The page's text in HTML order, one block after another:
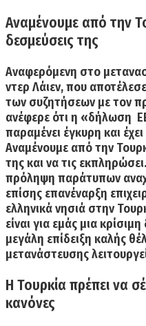
Αναμένουμε από την
δεσμεύσεις της
Αναφερόμενη στο
ντερ Λάιεν, που
των συζητήσεων με τον
ανέφερε ότιη «δήλωση
παραμένει έγκυρη και
Αναμένουμε από την
της και να τις
πρόληψη παράτυπων
επίσης επανέναρξη
ελληνικά νησιά στην
είναι για εμάς μια
μεγάλη επίδειξη καλής
μετανάστευσης
Η Τουρκία πρέπει να
κανόνες